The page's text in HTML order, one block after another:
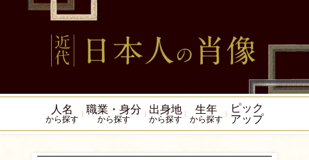
人名
から探す
職業・身分
から探す
出身地
から探す
生年
から探す
ピック
アップ